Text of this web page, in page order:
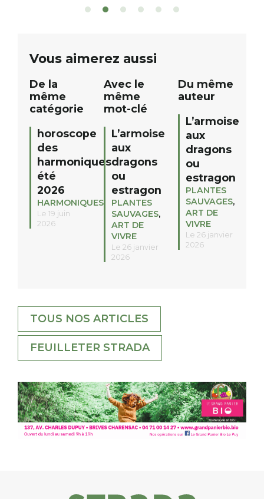
sont à gagner, sélectionnés auprès
12h à […]
Vous aimerez aussi
De la
même
catégorie
horoscope
des
harmoniques
été
2026
HARMONIQUES
Le 19 juin
2026
Avec le
même
mot-clé
L’armoise
aux
dragons
ou
estragon
PLANTES
SAUVAGES,
ART DE
VIVRE
Le 26 janvier
2026
Du même
auteur
L’armoise
aux
dragons
ou
estragon
PLANTES
SAUVAGES,
ART DE
VIVRE
Le 26 janvier
2026
TOUS NOS ARTICLES
FEUILLETER STRADA